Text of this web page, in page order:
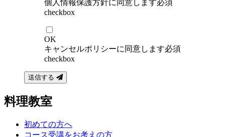
個人情報保護方針に同意します必須
checkbox
OK
キャンセルポリシーに同意します必須
checkbox
送信する
料理教室
初めての方へ
コース受講をお考えの方